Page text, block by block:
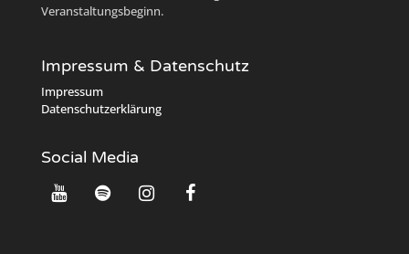
Veranstaltungsbeginn.
Impressum & Datenschutz
Impressum
Datenschutzerklärung
Social Media